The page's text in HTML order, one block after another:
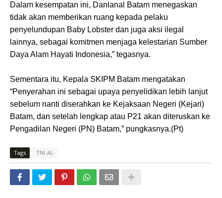
Dalam kesempatan ini, Danlanal Batam menegaskan
tidak akan memberikan ruang kepada pelaku
penyelundupan Baby Lobster dan juga aksi ilegal
lainnya, sebagai komitmen menjaga kelestarian Sumber
Daya Alam Hayati Indonesia,” tegasnya.
Sementara itu, Kepala SKIPM Batam mengatakan
“Penyerahan ini sebagai upaya penyelidikan lebih lanjut
sebelum nanti diserahkan ke Kejaksaan Negeri (Kejari)
Batam, dan setelah lengkap atau P21 akan diteruskan ke
Pengadilan Negeri (PN) Batam,” pungkasnya.(Pt)
Tags TNI-AL